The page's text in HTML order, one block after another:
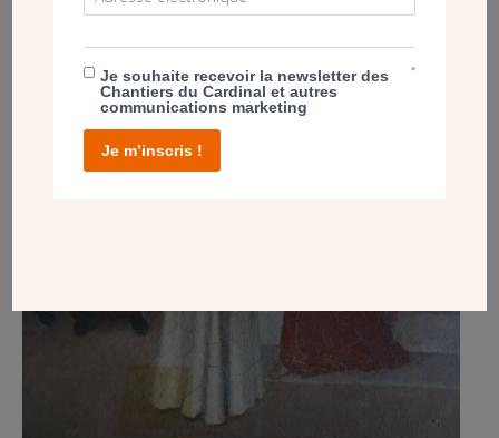
Je souhaite recevoir la newsletter des
Chantiers du Cardinal et autres
communications marketing
*
Je m’inscris !